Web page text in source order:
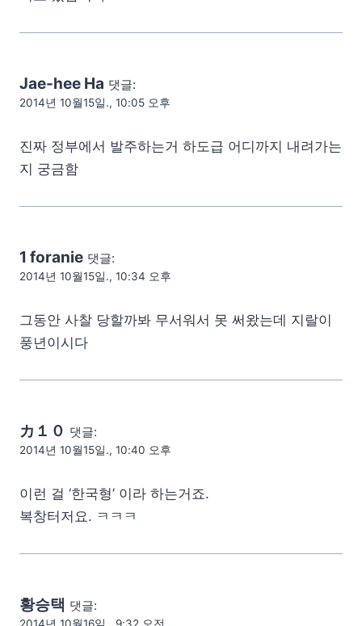
Jae-hee Ha 댓글:
2014년 10월15일., 10:05 오후
진짜 정부에서 발주하는거 하도급 어디까지 내려가는
지 궁금함
1 foranie 댓글:
2014년 10월15일., 10:34 오후
그동안 사찰 당할까봐 무서워서 못 써왔는데 지랄이
풍년이시다
カ１０ 댓글:
2014년 10월15일., 10:40 오후
이런 걸 ‘한국형’ 이라 하는거죠.
복창터저요. ㅋㅋㅋ
황승택 댓글: